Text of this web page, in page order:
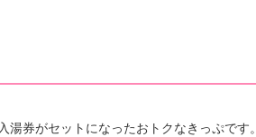
券がセットになったおトクなきっぷです。